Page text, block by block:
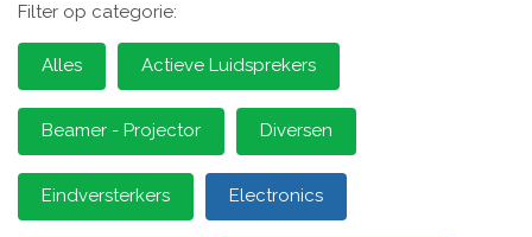
Filter op categorie:
Alles Actieve Luidsprekers
Beamer - Projector Diversen
Eindversterkers Electronics